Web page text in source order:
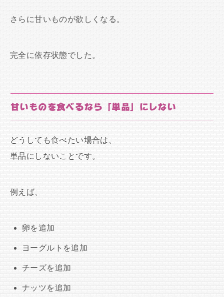
さらに甘いものが欲しくなる。
完全に依存状態でした。
甘いものを食べるなら「単品」にしない
どうしても食べたい場合は、
単品にしないことです。
例えば、
卵を追加
ヨーグルトを追加
チーズを追加
ナッツを追加